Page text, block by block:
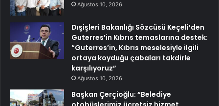
Ağustos 10, 2026
Dışişleri Bakanlığı Sözcüsü Keçeli’den
Guterres’in Kıbrıs temaslarına destek:
“Guterres’in, Kıbrıs meselesiyle ilgili
ortaya koyduğu çabaları takdirle
karşılıyoruz”
Ağustos 10, 2026
Başkan Çerçioğlu: “Belediye